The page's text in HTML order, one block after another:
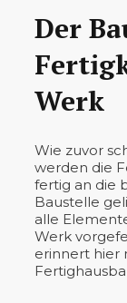
Der
Werk
Wie zuvor
werden die
fertig an die
Baustelle
alle
Werk
erinnert hier